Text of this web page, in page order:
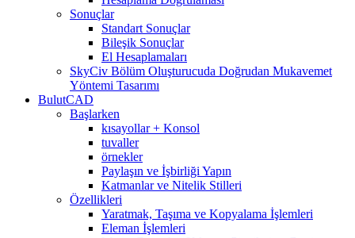
Sonuçlar
Standart Sonuçlar
Bileşik Sonuçlar
El Hesaplamaları
SkyCiv Bölüm Oluşturucuda Doğrudan Mukavemet
Yöntemi Tasarımı
BulutCAD
Başlarken
kısayollar + Konsol
tuvaller
örnekler
Paylaşın ve İşbirliği Yapın
Katmanlar ve Nitelik Stilleri
Özellikleri
Yaratmak, Taşıma ve Kopyalama İşlemleri
Eleman İşlemleri